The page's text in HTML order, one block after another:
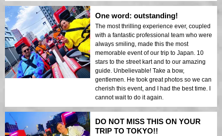
One word: outstanding!
The most thrilling experience ever, coupled
with a fantastic professional team who were
always smiling, made this the most
memorable event of our trip to Japan. 10
stars to the street kart and to our amazing
guide. Unbelievable! Take a bow,
gentlemen. He took great photos so we can
cherish this event, and I had the best time. I
cannot wait to do it again.
DO NOT MISS THIS ON YOUR
TRIP TO TOKYO!!